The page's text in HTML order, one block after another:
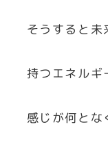
そうすると未
持つエネルギ
感じが何とな